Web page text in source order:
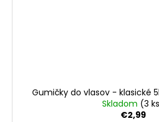
Gumičky do vlasov - klasické
Skladom (3
€2,99